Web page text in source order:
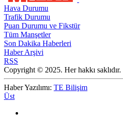
Hava Durumu
Trafik Durumu
Puan Durumu ve Fikstür
Tüm Manşetler
Son Dakika Haberleri
Haber Arşivi
RSS
Copyright © 2025. Her hakkı saklıdır.
Haber Yazılımı: TE Bilişim
Üst